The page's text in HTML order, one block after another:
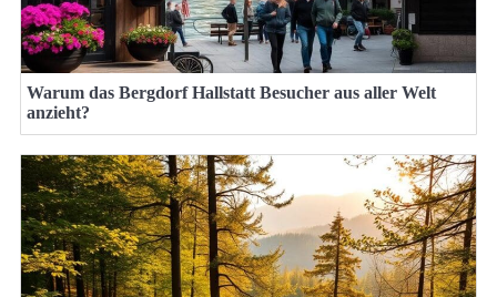
Warum das Bergdorf Hallstatt Besucher aus aller Welt
anzieht?